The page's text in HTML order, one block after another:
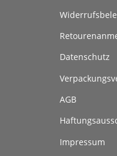
Datenschutz
AGB
Impressum